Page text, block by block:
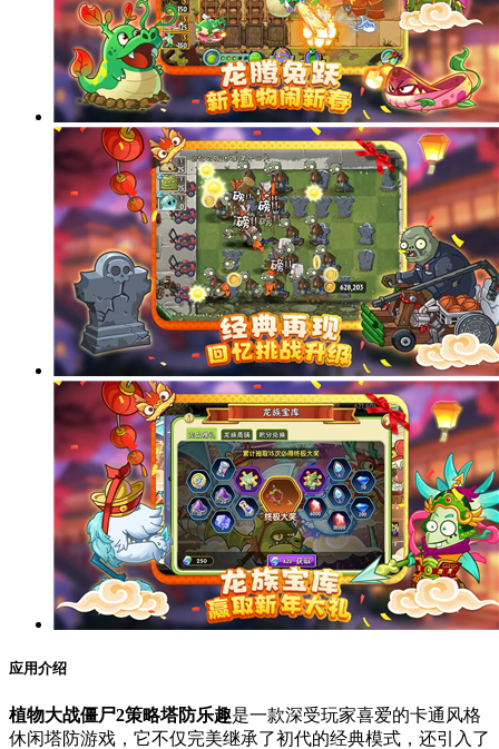
应用介绍
植物大战僵尸2策略塔防乐趣是一款深受玩家喜爱的卡通风格
休闲塔防游戏，它不仅完美继承了初代的经典模式，还引入了